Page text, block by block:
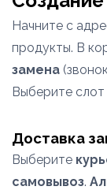
Начните с
продукты. В
замена
Выберите
Доставка
Выберите
самовывоз.